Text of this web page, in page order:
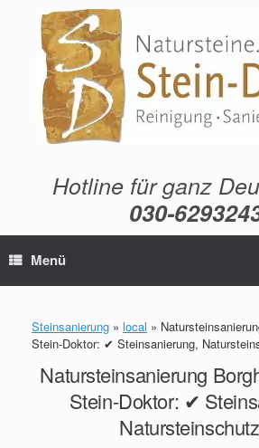
springen
Hotline für ganz
030-
Menü
Steinsanierung » local »
Stein-Doktor: ✔ Steinsanierung,
Natursteinsanierung
Stein-Doktor: ✔